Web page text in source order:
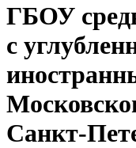
ГБОУ
с
Санкт-